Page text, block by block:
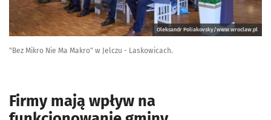
Oleksandr Poliakovsky/www.wroclaw.pl
"Bez Mikro Nie Ma Makro" w Jelczu - Laskowicach.
Firmy mają wpływ na